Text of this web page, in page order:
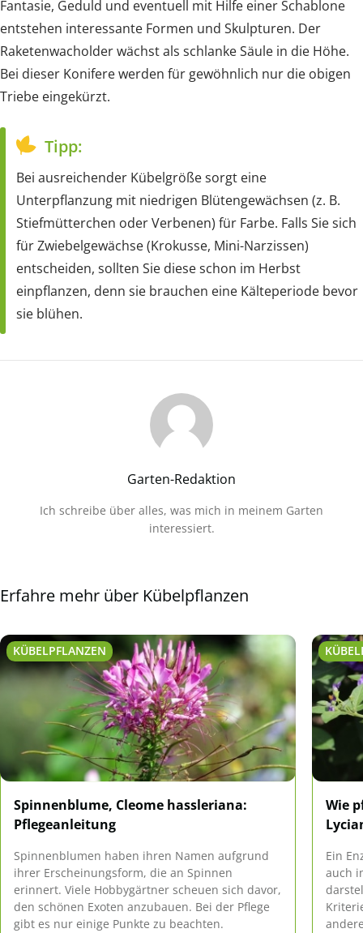
Fantasie, Geduld und eventuell mit Hilfe einer Schablone
entstehen interessante Formen und Skulpturen. Der
Raketenwacholder wächst als schlanke Säule in die Höhe.
Bei dieser Konifere werden für gewöhnlich nur die obigen
Triebe eingekürzt.
Tipp:
Bei ausreichender Kübelgröße sorgt eine
Unterpflanzung mit niedrigen Blütengewächsen (z. B.
Stiefmütterchen oder Verbenen) für Farbe. Falls Sie sich
für Zwiebelgewächse (Krokusse, Mini-Narzissen)
entscheiden, sollten Sie diese schon im Herbst
einpflanzen, denn sie brauchen eine Kälteperiode bevor
sie blühen.
Garten-Redaktion
Ich schreibe über alles, was mich in meinem Garten
interessiert.
Erfahre mehr über Kübelpflanzen
KÜBELPFLANZEN
Spinnenblume, Cleome hassleriana:
Pflegeanleitung
Spinnenblumen haben ihren Namen aufgrund
ihrer Erscheinungsform, die an Spinnen
erinnert. Viele Hobbygärtner scheuen sich davor,
den schönen Exoten anzubauen. Bei der Pflege
gibt es nur einige Punkte zu beachten.
Wie
Ein
auch